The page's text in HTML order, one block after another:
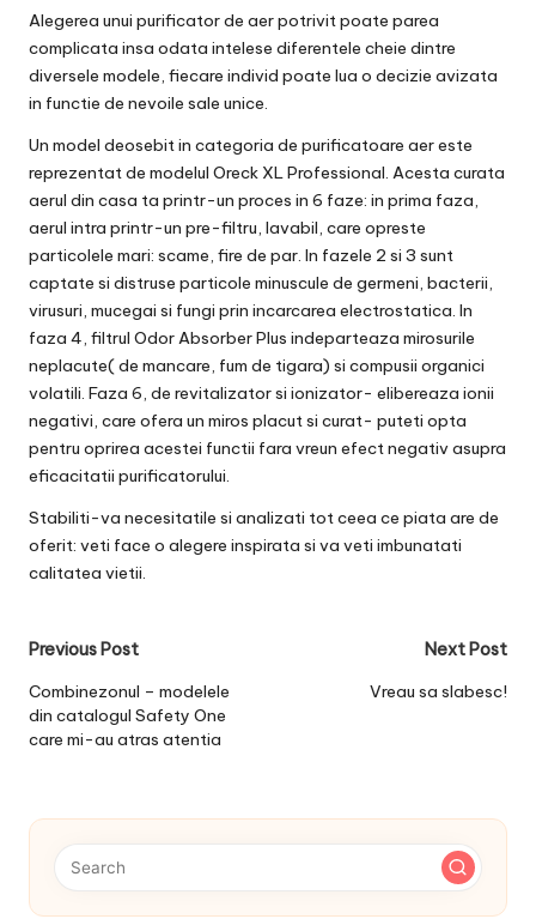
Alegerea unui purificator de aer potrivit poate parea
complicata insa odata intelese diferentele cheie dintre
diversele modele, fiecare individ poate lua o decizie avizata
in functie de nevoile sale unice.
Un model deosebit in categoria de purificatoare aer este
reprezentat de modelul Oreck XL Professional. Acesta curata
aerul din casa ta printr-un proces in 6 faze: in prima faza,
aerul intra printr-un pre-filtru, lavabil, care opreste
particolele mari: scame, fire de par. In fazele 2 si 3 sunt
captate si distruse particole minuscule de germeni, bacterii,
virusuri, mucegai si fungi prin incarcarea electrostatica. In
faza 4, filtrul Odor Absorber Plus indeparteaza mirosurile
neplacute( de mancare, fum de tigara) si compusii organici
volatili. Faza 6, de revitalizator si ionizator- elibereaza ionii
negativi, care ofera un miros placut si curat- puteti opta
pentru oprirea acestei functii fara vreun efect negativ asupra
eficacitatii purificatorului.
Stabiliti-va necesitatile si analizati tot ceea ce piata are de
oferit: veti face o alegere inspirata si va veti imbunatati
calitatea vietii.
Post
navigation
Previous Post
Combinezonul – modelele
din catalogul Safety One
care mi-au atras atentia
Next Post
Vreau sa slabesc!